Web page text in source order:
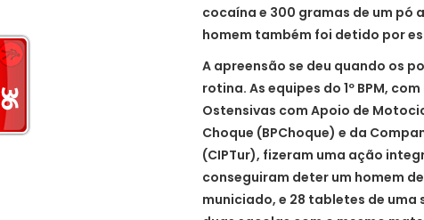
cocaína e 300 gramas de um pó
homem também foi detido por
A apreensão se deu quando os
rotina. As equipes do 1º BPM,
Ostensivas com Apoio de
Choque (BPChoque) e da
(CIPTur), fizeram uma ação
conseguiram deter um homem
municiado, e 28 tabletes de